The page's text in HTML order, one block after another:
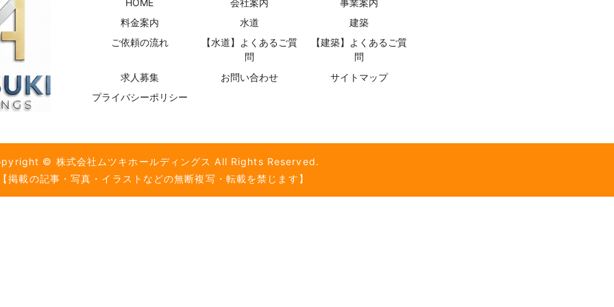
料金案内
水道
建築
ご依頼の流れ
【水道】よくあるご質
問
【建築】よくあるご質
問
求人募集
お問い合わせ
サイトマップ
プライバシーポリシー
© 株式会社ムツキホールディングス All Rights Reserved.
掲載の記事・写真・イラストなどの無断複写・転載を禁じます】